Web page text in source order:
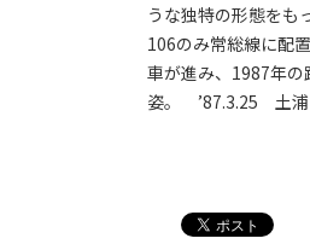
うな独特の形態をも
106のみ常総線に配
車が進み、1987年
姿。 ’87.3.25 土